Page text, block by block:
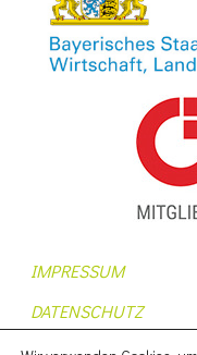
IMPRESSUM
DATENSCHUTZ